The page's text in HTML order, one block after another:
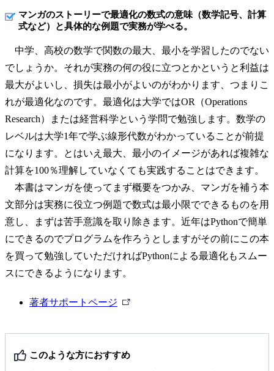
マンガのストーリーで最適化の数式の意味（数学記号、計算
式など）と具体的な例題で実務が学べる。
中学、高校の数学で関数の最大、最小を学習したのでない
でしょうか。それが実務の何の役に立つとかというと利益は
最大がよいし、損失は最小がよいのがわかります、つまりこ
れが最適化なのです。最適化は大学ではOR（Operations
Research）または経営科学という学問で勉強します。数学の
レベルは大学1年で学ぶ線形代数がわかっていることが前提
になります。とはいえ最大、最小のイメージがあれば複雑な
計算を100％理解していなくても実践することはできます。
本書はマンガを使ってまず概要をつかみ、マンガを補う本
文部分は実務に役立つ例題で数式は最小限でできるものを用
意し、まずは苦手意識を取り除きます。近年はPythonで簡単
にできるのでプログラムを作ろうとしますがその前にこの本
を買って勉強していただければPythonによる最適化もスムー
スにできるようになります。
著者サポートページ
外
リ
ン
このような方におすすめ